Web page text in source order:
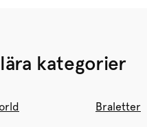
kategorier
Braletter